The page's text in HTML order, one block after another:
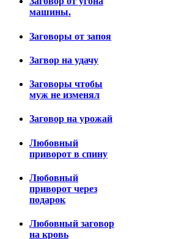
машины.
Заговоры от запоя
Загвор на удачу
Заговоры чтобы
муж не изменял
Заговор на урожай
Любовный
приворот в спину
Любовный
приворот через
подарок
Любовный заговор
на кровь